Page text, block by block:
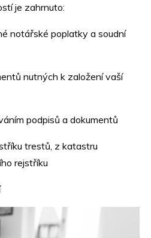
je zahrnuto:
notářské poplatky a soudní
nutných k založení vaší
podpisů a dokumentů
trestů, z katastru
rejstříku